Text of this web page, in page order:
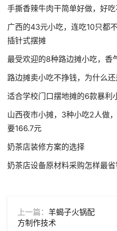
手撕香辣牛肉干简单好做，好吃
广西的43元小吃，连吃10只都
插针式摆摊
最受欢迎的8种路边摊小吃，香
路边摊卖小吃不挣钱，为什么还
适合学校门口摆地摊的6款暴利
山西夜市小摊，3种小吃2人做
要166.7元
奶茶店装修方案的选择
奶茶店设备原材料采购怎样最
上一篇： 羊蝎子火锅配
方制作技术